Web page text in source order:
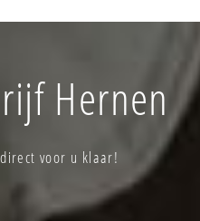
Hernen
voor u klaar!